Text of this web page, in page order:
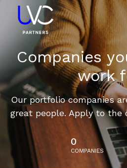
Companies
work
Our portfolio companies
great people. Apply to the
0
COMPANIES